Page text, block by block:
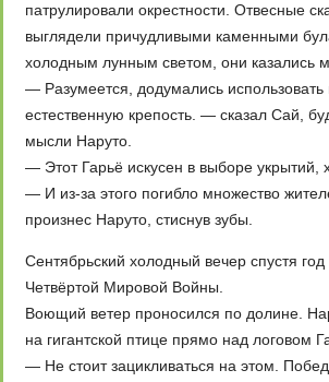
патрулировали окрестности. Отвесные
выглядели причудливыми каменными
холодным лунным светом, они казались
— Разумеется, додумались использовать
естественную крепость. — сказал Сай,
мысли Наруто.
— Этот Гарьё искусен в выборе укрытий,
— И из-за этого погибло множество
произнес Наруто, стиснув зубы.
Сентябрьский холодный вечер спустя
Четвёртой Мировой Войны.
Воющий ветер проносился по долине.
на гигантской птице прямо над логовом
— Не стоит зацикливаться на этом.